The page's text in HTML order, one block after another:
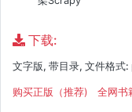
下载:
文字版, 带目录, 文件格式
购买正版（推荐) 全网书